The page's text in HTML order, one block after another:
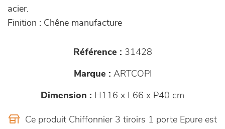
acier.
Finition : Chêne manufacture
Référence : 31428
Marque : ARTCOPI
Dimension : H116 x L66 x P40 cm
Ce produit Chiffonnier 3 tiroirs 1 porte Epure est